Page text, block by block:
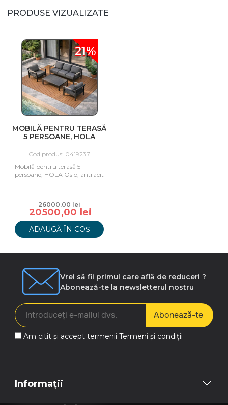
PRODUSE VIZUALIZATE
21%
MOBILĂ PENTRU TERASĂ
5 PERSOANE, HOLA
Cod produs: 0419237
Mobilă pentru terasă 5
persoane, HOLA Oslo, antracit
26000,00 lei
20500,00 lei
ADAUGĂ ÎN COȘ
Vrei să fii primul care află de reduceri ?
Abonează-te la newsletterul nostru
Abonează-te
Am citit și accept termenii Termeni și condiții
Informații